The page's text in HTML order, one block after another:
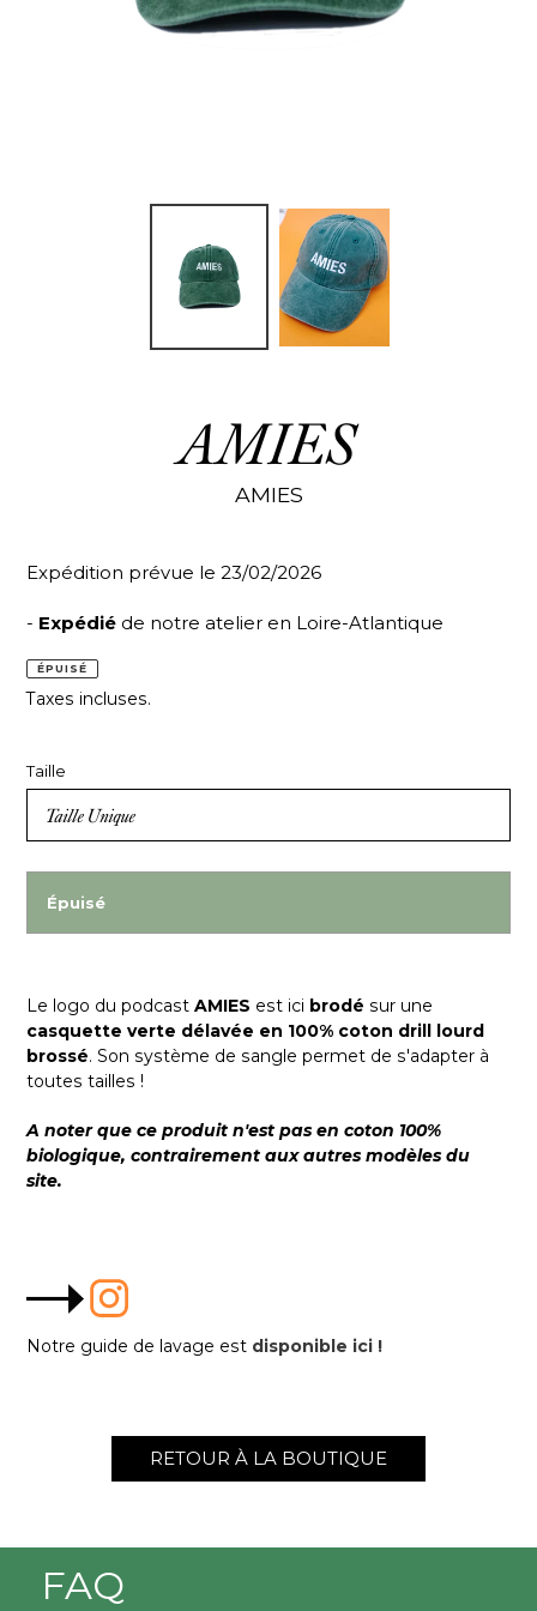
AMIES
AMIES
Expédition prévue le 23/02/2026
- Expédié de notre atelier en Loire-Atlantique
ÉPUISÉ
Taxes incluses.
Taille
Épuisé
Le logo du podcast AMIES est ici brodé sur une
casquette verte délavée en 100% coton drill lourd
brossé. Son système de sangle permet de s'adapter à
toutes tailles !
A noter que ce produit n'est pas en coton 100%
biologique, contrairement aux autres modèles du
site.
Notre guide de lavage est disponible ici !
RETOUR À LA BOUTIQUE
FAQ